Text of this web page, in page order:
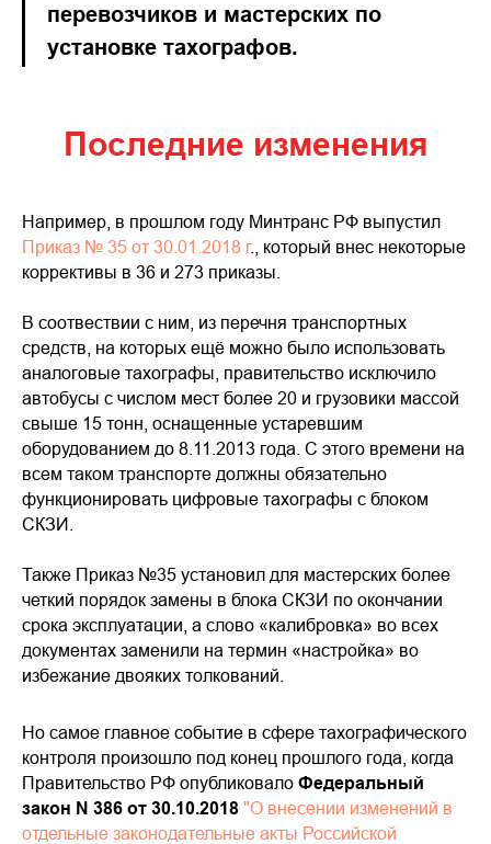
перевозчиков и мастерских по
установке тахографов.
Последние изменения
Например, в прошлом году Минтранс РФ выпустил
Приказ № 35 от 30.01.2018 г., который внес некоторые
коррективы в 36 и 273 приказы.
В соотвествии с ним, из перечня транспортных
средств, на которых ещё можно было использовать
аналоговые тахографы, правительство исключило
автобусы с числом мест более 20 и грузовики массой
свыше 15 тонн, оснащенные устаревшим
оборудованием до 8.11.2013 года. С этого времени на
всем таком транспорте должны обязательно
функционировать цифровые тахографы с блоком
СКЗИ.
Также Приказ №35 установил для мастерских более
четкий порядок замены в блока СКЗИ по окончании
срока эксплуатации, а слово «калибровка» во всех
документах заменили на термин «настройка» во
избежание двояких толкований.
Но самое главное событие в сфере тахографического
контроля произошло под конец прошлого года, когда
Правительство РФ опубликовало Федеральный
закон N 386 от 30.10.2018 "О внесении изменений в
отдельные законодательные акты Российской